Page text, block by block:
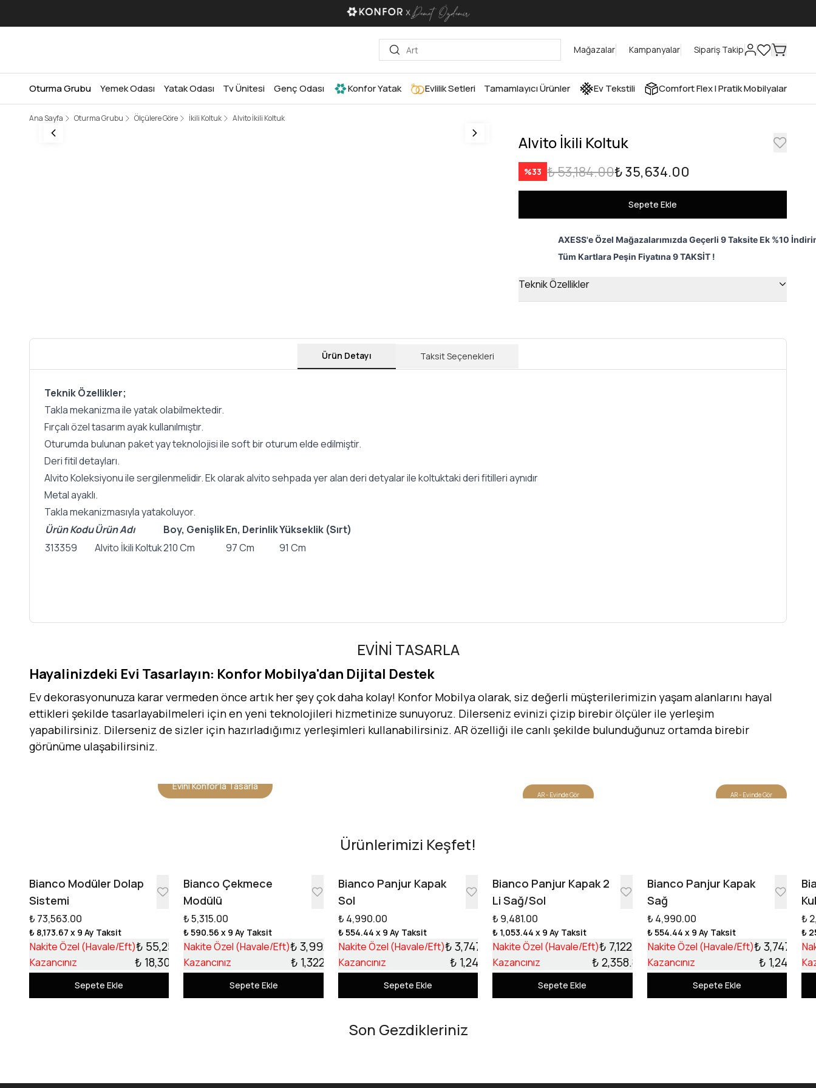
Mağazalar Kampanyalar Sipariş Takip
Oturma Grubu Yemek Odası Yatak Odası Tv Ünitesi Genç Odası Konfor Yatak Evlilik Setleri Tamamlayıcı Ürünler Ev Tekstili Comfort Flex I Pratik Mobilyalar
Ana Sayfa Oturma Grubu Ölçülere Göre İkili Koltuk Alvito İkili Koltuk
Alvito İkili Koltuk
%33 ₺ 53,184.00₺ 35,634.00
Sepete Ekle
AXESS'e Özel Mağazalarımızda Geçerli 9 Taksite Ek %10
Tüm Kartlara Peşin Fiyatına 9 TAKSİT !
Teknik Özellikler
Ürün Detayı Taksit Seçenekleri
Teknik Özellikler;
Takla mekanizma ile yatak olabilmektedir.
Fırçalı özel tasarım ayak kullanılmıştır.
Oturumda bulunan paket yay teknolojisi ile soft bir oturum elde edilmiştir.
Deri fitil detayları.
Alvito Koleksiyonu ile sergilenmelidir. Ek olarak alvito sehpada yer alan deri detyalar ile koltuktaki deri fitilleri aynıdır
Metal ayaklı.
Takla mekanizmasıyla yatakoluyor.
Ürün KoduÜrün Adı Boy, GenişlikEn, DerinlikYükseklik (Sırt)
313359
Alvito İkili Koltuk210 Cm 97 Cm 91 Cm
EVİNİ TASARLA
Hayalinizdeki Evi Tasarlayın: Konfor Mobilya'dan Dijital Destek
Ev dekorasyonunuza karar vermeden önce artık her şey çok daha kolay! Konfor Mobilya olarak, siz değerli müşterilerimizin yaşam alanlarını hayal
ettikleri şekilde tasarlayabilmeleri için en yeni teknolojileri hizmetinize sunuyoruz. Dilerseniz evinizi çizip birebir ölçüler ile yerleşim
yapabilirsiniz. Dilerseniz de sizler için hazırladığımız yerleşimleri kullanabilirsiniz. AR özelliği ile canlı şekilde bulunduğunuz ortamda birebir
görünüme ulaşabilirsiniz.
Evini Konfor'la Tasarla
AR - Evinde Gör AR - Evinde Gör
Ürünlerimizi Keşfet!
Bianco Modüler Dolap
Sistemi
₺ 73,563.00
₺ 8,173.67 x 9 Ay Taksit
Nakite Özel (Havale/Eft)₺ 55,253.17
Kazancınız ₺ 18,309.83
Sepete Ekle
Bianco Çekmece
Modülü
₺ 5,315.00
₺ 590.56 x 9 Ay Taksit
Nakite Özel (Havale/Eft)₺ 3,992.10
Kazancınız ₺ 1,322.90
Sepete Ekle
Bianco Panjur Kapak
Sol
₺ 4,990.00
₺ 554.44 x 9 Ay Taksit
Nakite Özel (Havale/Eft)₺ 3,747.99
Kazancınız ₺ 1,242.01
Sepete Ekle
Bianco Panjur Kapak 2
Li Sağ/Sol
₺ 9,481.00
₺ 1,053.44 x 9 Ay Taksit
Nakite Özel (Havale/Eft)₺ 7,122.13
Kazancınız ₺ 2,358.87
Sepete Ekle
Bianco Panjur Kapak
Sağ
₺ 4,990.00
₺ 554.44 x 9 Ay Taksit
Nakite Özel (Havale/Eft)₺ 3,747.99
Kazancınız ₺ 1,242.01
Sepete Ekle
₺
₺
Son Gezdikleriniz